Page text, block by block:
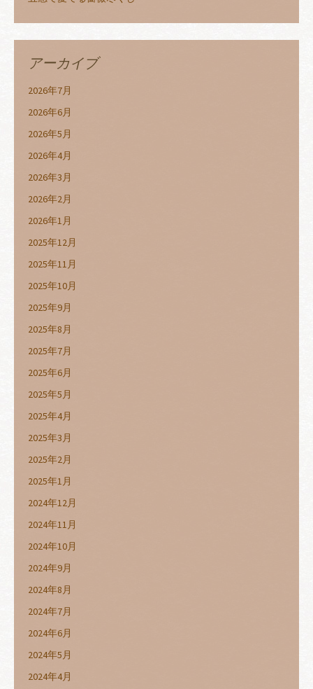
アーカイブ
2026年7月
2026年6月
2026年5月
2026年4月
2026年3月
2026年2月
2026年1月
2025年12月
2025年11月
2025年10月
2025年9月
2025年8月
2025年7月
2025年6月
2025年5月
2025年4月
2025年3月
2025年2月
2025年1月
2024年12月
2024年11月
2024年10月
2024年9月
2024年8月
2024年7月
2024年6月
2024年5月
2024年4月